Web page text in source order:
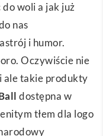
woli a jak już
nas
i humor.
Oczywiście nie
ale takie produkty
dostępna w
tłem dla logo